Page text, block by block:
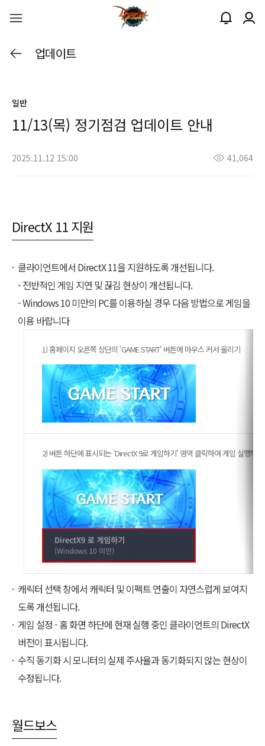
업데이트
일반
11/13(목) 정기점검 업데이트 안내
2025.11.12 15:00 41,064
DirectX 11 지원
클라이언트에서 DirectX 11을 지원하도록 개선됩니다.
- 전반적인 게임 지연 및 끊김 현상이 개선됩니다.
- Windows 10 미만의 PC를 이용하실 경우 다음 방법으로 게임을
이용 바랍니다
1) 홈페이지 오른쪽 상단의 'GAME START' 버튼에 마우스 커서 올리기
2) 버튼 하단에 표시되는 'DirectX 9로 게임하기' 영역 클릭하여 게임 실행하기
캐릭터 선택 창에서 캐릭터 및 이펙트 연출이 자연스럽게 보여지
도록 개선됩니다.
게임 설정 - 홈 화면 하단에 현재 실행 중인 클라이언트의 DirectX
버전이 표시됩니다.
수직 동기화 시 모니터의 실제 주사율과 동기화되지 않는 현상이
수정됩니다.
월드보스